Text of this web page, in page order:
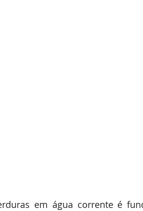
em água corrente é